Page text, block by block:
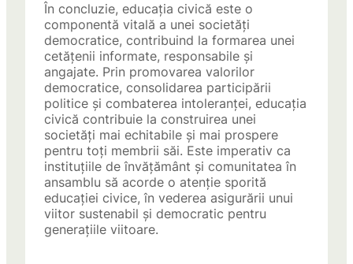
În concluzie, educația civică este o
componentă vitală a unei societăți
democratice, contribuind la formarea unei
cetățenii informate, responsabile și
angajate. Prin promovarea valorilor
democratice, consolidarea participării
politice și combaterea intoleranței, educația
civică contribuie la construirea unei
societăți mai echitabile și mai prospere
pentru toți membrii săi. Este imperativ ca
instituțiile de învățământ și comunitatea în
ansamblu să acorde o atenție sporită
educației civice, în vederea asigurării unui
viitor sustenabil și democratic pentru
generațiile viitoare.